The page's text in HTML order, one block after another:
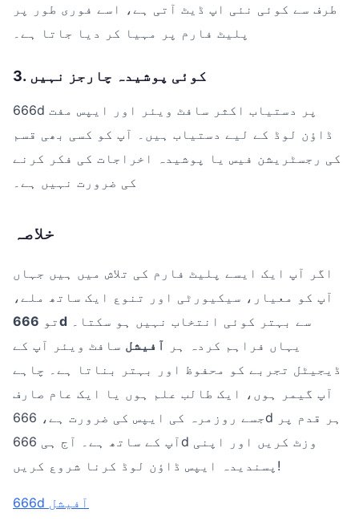
طرف سے کوئی نئی اپ ڈیٹ آتی ہے، اسے فوری طور پر
پلیٹ فارم پر مہیا کر دیا جاتا ہے۔
3. کوئی پوشیدہ چارجز نہیں
666d پر دستیاب اکثر سافٹ ویئر اور ایپس مفت
ڈاؤن لوڈ کے لیے دستیاب ہیں۔ آپ کو کسی بھی قسم
کی رجسٹریشن فیس یا پوشیدہ اخراجات کی فکر کرنے
کی ضرورت نہیں ہے۔
خلاصہ
اگر آپ ایک ایسے پلیٹ فارم کی تلاش میں ہیں جہاں
آپ کو معیار، سیکیورٹی اور تنوع ایک ساتھ ملے،
تو666d
یہاں فراہم کردہ ہر آفیشل سافٹ ویئر آپ کے
ڈیجیٹل تجربے کو محفوظ اور بہتر بناتا ہے۔ چاہے
آپ گیمر ہوں، ایک طالب علم ہوں یا ایک عام صارف
جسے روزمرہ کی ایپس کی ضرورت ہے، 666d ہر قدم پر
آپ کے ساتھ ہے۔ آج ہی 666d وزٹ کریں اور اپنی
پسندیدہ ایپس ڈاؤن لوڈ کرنا شروع کریں!
666d آفیشل